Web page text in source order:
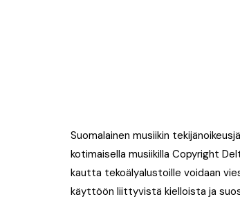
Suomalainen musiikin
kotimaisella musiikilla Copyright
kautta tekoälyalustoille voidaan
käyttöön liittyvistä kielloista ja